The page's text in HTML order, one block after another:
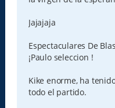
Jajajaja
Espectaculares De
¡Paulo seleccion !
Kike enorme, ha
todo el partido.